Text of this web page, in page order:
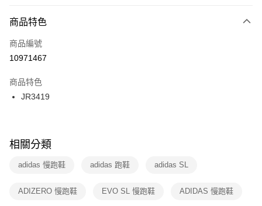
３．安心：先確認商品／服務後，再付款。
【「AFTEE先享後付」結帳流程】
１．於結帳方式選擇「AFTEE先享後付」後，將跳轉至「AFTEE先享後付」
２．訂單成立數日內，您將收到繳費通知簡訊。
３．收到繳費通知簡訊後14天內，點擊此簡訊中的連結，可透過四大超商／
ATM／網路銀行／等多元方式進行付款，方視為交易完成。
※ 交易是否成功請以「AFTEE先享後付 」之結帳頁面顯示為準，若有關於
是否繳費成功／繳費後需取消欲退款等相關疑問，請聯繫「AFTEE先享後付
客戶支援中心」https://netprotections.freshdesk.com/support/home
１．透過由恩沛科技股份有限公司提供之「AFTEE先享後付」服務完成之交
每筆NT$100，滿NT$1,500(含以上)免運費
宅配
每筆NT$100，滿NT$1,500(含以上)免運費
商品特色
商品編號
10971467
商品特色
JR3419
相關分類
adidas 慢跑鞋 adidas 跑鞋 adidas SL
ADIZERO 慢跑鞋 EVO SL 慢跑鞋 ADIDAS 慢跑鞋